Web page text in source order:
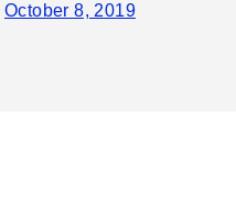
October 8, 2019